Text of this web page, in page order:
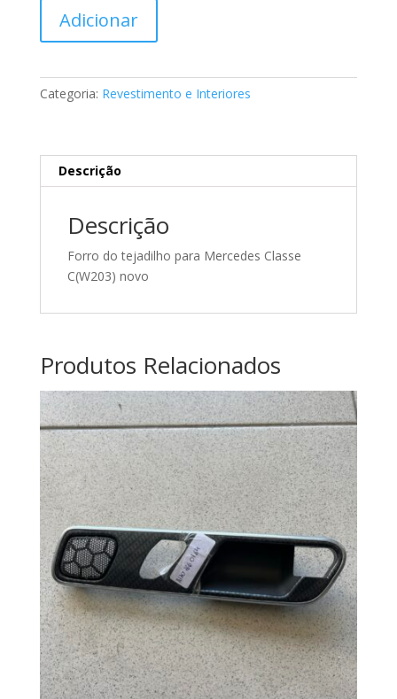
Revestimento
tejadilho
Adicionar
Categoria: Revestimento e Interiores
Descrição
Descrição
Forro do tejadilho para Mercedes Classe
C(W203) novo
Produtos Relacionados